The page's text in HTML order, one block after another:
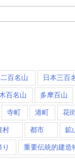
百名山 日本三百
百名山 多摩百山
寺町 港町 花
村 都市 鉱
り 重要伝統的建造